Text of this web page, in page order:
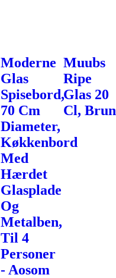
Moderne
Glas
Spisebord,
70 Cm
Diameter,
Køkkenbord
Med
Hærdet
Glasplade
Og
Metalben,
Til 4
Personer
- Aosom
Muubs
Ripe
Glas 20
Cl, Brun